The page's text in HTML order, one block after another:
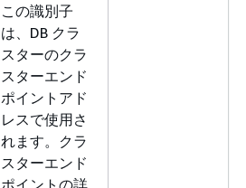
この識別子
は、DB クラ
スターのクラ
スターエンド
ポイントアド
レスで使用さ
れます。クラ
スターエンド
ポイントの詳